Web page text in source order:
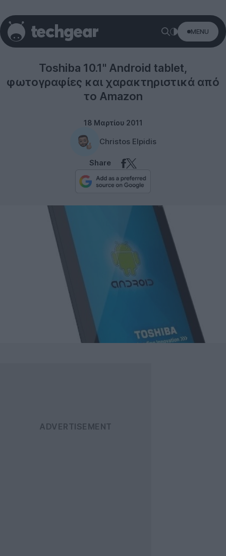
MENU
Toshiba 10.1'' Android tablet,
φωτογραφίες και χαρακτηριστικά από
το Amazon
18 Μαρτίου 2011
Christos Elpidis
Share